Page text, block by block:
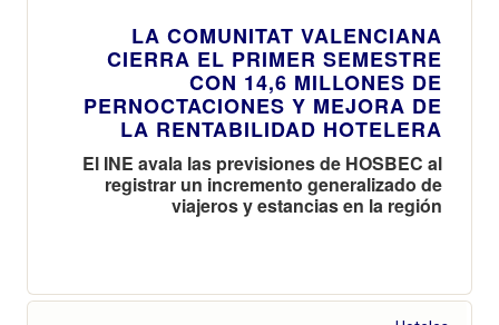
LA COMUNITAT VALENCIANA
CIERRA EL PRIMER SEMESTRE
CON 14,6 MILLONES DE
PERNOCTACIONES Y MEJORA DE
LA RENTABILIDAD HOTELERA
El INE avala las previsiones de HOSBEC al
registrar un incremento generalizado de
viajeros y estancias en la región